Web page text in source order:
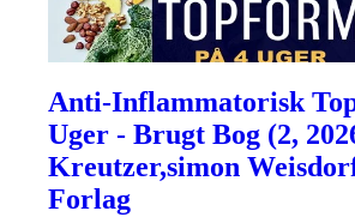
Anti-Inflammatorisk
Uger - Brugt Bog (2,
Kreutzer,simon
Forlag